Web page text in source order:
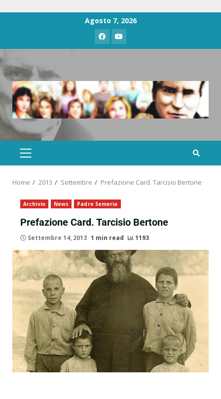
Agosto 7, 2026
Home 2013 Settembre Prefazione Card. Tarcisio Bertone
Archivio News Padre Semeria
Prefazione Card. Tarcisio Bertone
Settembre 14, 2013 1 min read 1193